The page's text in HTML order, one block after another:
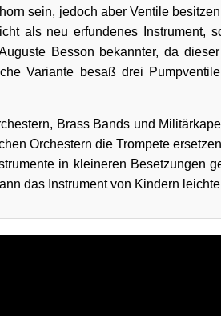
sein, jedoch aber Ventile
als neu erfundenes Instrument,
Besson bekannter, da
Variante besaß drei
Brass Bands und
Orchestern die Trompete
in kleineren Besetzungen
das Instrument von Kindern